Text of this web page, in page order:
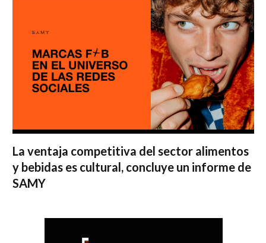
La ventaja competitiva del sector alimentos
y bebidas es cultural, concluye un informe de
SAMY